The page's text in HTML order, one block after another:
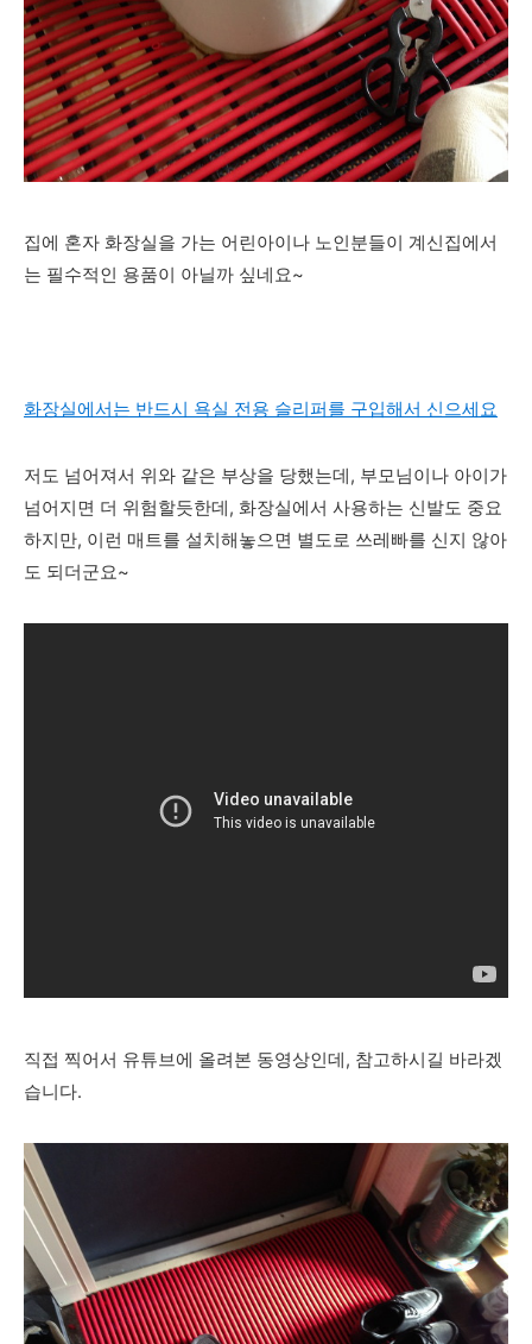
집에 혼자 화장실을 가는 어린아이나 노인분들이 계신집에서
는 필수적인 용품이 아닐까 싶네요~
화장실에서는 반드시 욕실 전용 슬리퍼를 구입해서 신으세요
저도 넘어져서 위와 같은 부상을 당했는데, 부모님이나 아이가
넘어지면 더 위험할듯한데, 화장실에서 사용하는 신발도 중요
하지만, 이런 매트를 설치해놓으면 별도로 쓰레빠를 신지 않아
도 되더군요~
직접 찍어서 유튜브에 올려본 동영상인데, 참고하시길 바라겠
습니다.